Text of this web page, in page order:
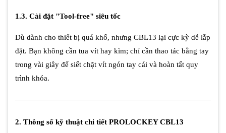
1.3. Cài đặt "Tool-free" siêu tốc
Dù dành cho thiết bị quá khổ, nhưng CBL13 lại cực kỳ dễ lắp
đặt. Bạn không cần tua vít hay kìm; chỉ cần thao tác bằng tay
trong vài giây để siết chặt vít ngón tay cái và hoàn tất quy
trình khóa.
2. Thông số kỹ thuật chi tiết PROLOCKEY CBL13